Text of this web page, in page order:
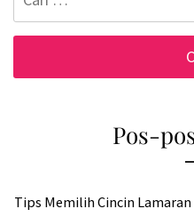
Pos-
Tips Memilih Cincin